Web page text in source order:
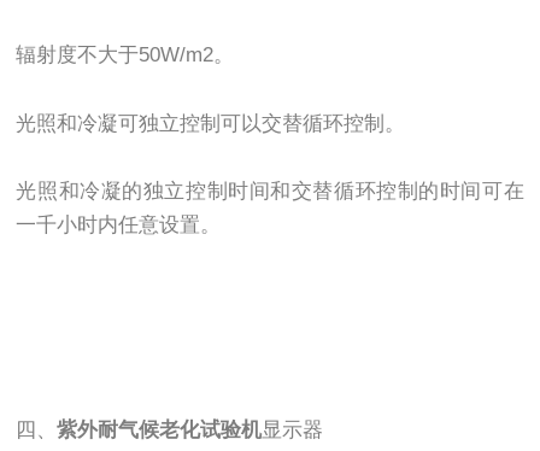
辐射度不大于50W/m2。
光照和冷凝可独立控制可以交替循环控制。
光照和冷凝的独立控制时间和交替循环控制的时间可在
一千小时内任意设置。
四、紫外耐气候老化试验机显示器